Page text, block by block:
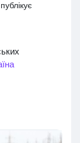
публікує